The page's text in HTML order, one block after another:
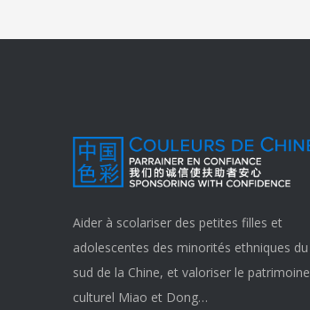
Aider à scolariser des petites filles et
adolescentes des minorités ethniques du
sud de la Chine, et valoriser le patrimoine
culturel Miao et Dong…